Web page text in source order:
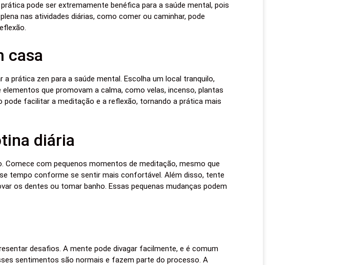
pode ser extremamente benéfica para a saúde mental, pois
nas atividades diárias, como comer ou caminhar, pode
casa
prática zen para a saúde mental. Escolha um local tranquilo,
que promovam a calma, como velas, incenso, plantas
facilitar a meditação e a reflexão, tornando a prática mais
diária
Comece com pequenos momentos de meditação, mesmo que
tempo conforme se sentir mais confortável. Além disso, tente
os dentes ou tomar banho. Essas pequenas mudanças podem
desafios. A mente pode divagar facilmente, e é comum
sentimentos são normais e fazem parte do processo. A